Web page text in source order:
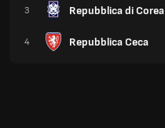
3 Repubblica di Corea
4 Repubblica Ceca